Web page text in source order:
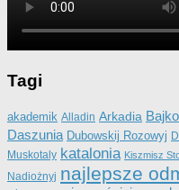
Tagi
akademik Alladin Arkadia
Daszunia Dubowskij Rozowyj
Muskotaly katalonia Kiszmisz
Nadiożnyj najlepsze